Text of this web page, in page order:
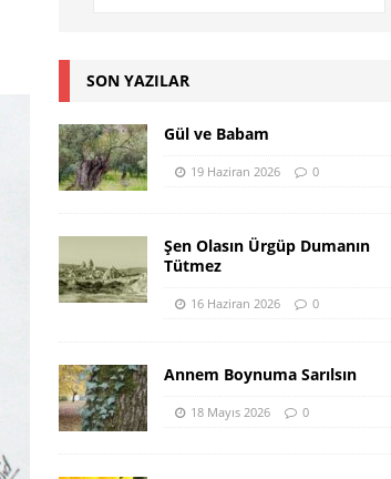
SON YAZILAR
Gül ve Babam
19 Haziran 2026 0
Şen Olasın Ürgüp Dumanın
Tütmez
16 Haziran 2026 0
Annem Boynuma Sarılsın
18 Mayıs 2026 0